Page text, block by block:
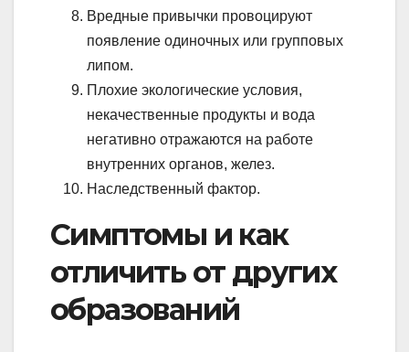
Вредные привычки провоцируют
появление одиночных или групповых
липом.
Плохие экологические условия,
некачественные продукты и вода
негативно отражаются на работе
внутренних органов, желез.
Наследственный фактор.
Симптомы и как
отличить от других
образований